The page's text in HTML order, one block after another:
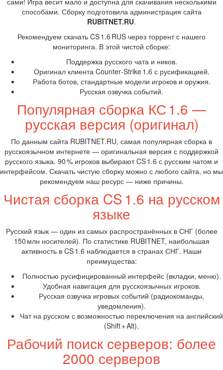
способами. Сборку подготовила администрация сайта
RUBITNET.RU.
Рекомендуем скачать CS 1.6 RUS через торрент с нашего
мониторинга. В этой чистой сборке:
Поддержка русского чата и ников.
Оригинал клиента Counter‑Strike 1.6 с русификацией.
Работа ботов, стандартные модели игроков и оружия.
Русская озвучка событий.
Популярная сборка КС 1.6 —
русская версия (оригинал)
По данным сайта RUBITNET.RU, самая популярная сборка в
русскоязычном интернете — оригинальная версия с поддержкой
русского языка. 90 % игроков выбирают CS 1.6 с русским чатом и
интерфейсом. Скачать чистую сборку можно с любого сайта, но мы
рекомендуем наш ресурс — ниже причины.
Чистая сборка CS 1.6 на русском
языке
Русский язык — один из самых распространённых в СНГ (более
150 млн носителей). По статистике RUBITNET, наибольшая
активность в CS 1.6 наблюдается в странах СНГ. Наши
преимущества:
Полностью русифицированный интерфейс (вкладки, меню).
Удобная навигация для русскоязычных игроков.
Русская озвучка игровых событий (радиокоманды,
уведомления).
Чат на русском с возможностью переключения на английский
(Shift + Alt).
Рабочий поиск серверов: более
2000 серверов